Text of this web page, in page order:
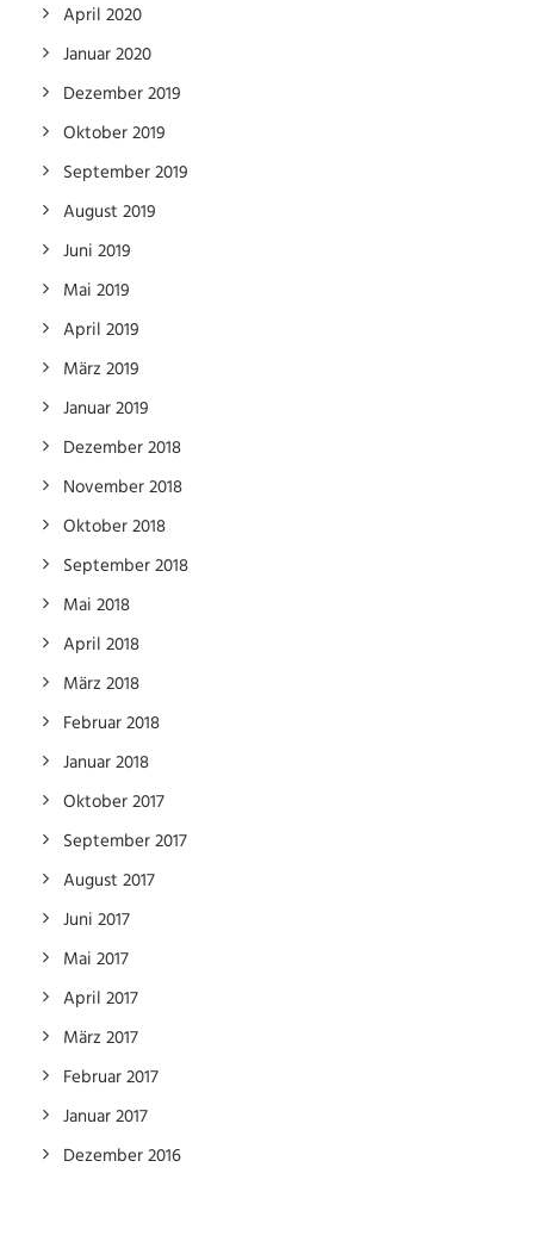
April 2020
Januar 2020
Dezember 2019
Oktober 2019
September 2019
August 2019
Juni 2019
Mai 2019
April 2019
März 2019
Januar 2019
Dezember 2018
November 2018
Oktober 2018
September 2018
Mai 2018
April 2018
März 2018
Februar 2018
Januar 2018
Oktober 2017
September 2017
August 2017
Juni 2017
Mai 2017
April 2017
März 2017
Februar 2017
Januar 2017
Dezember 2016